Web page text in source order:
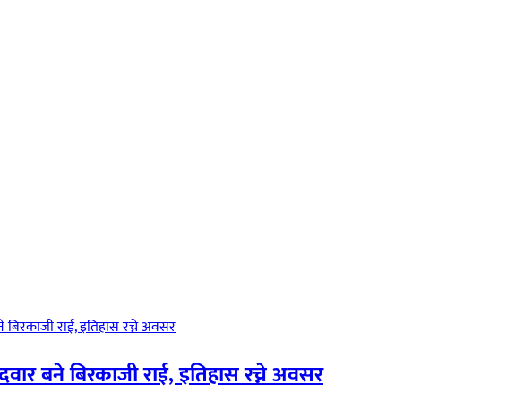
बने बिरकाजी राई, इतिहास रच्ने अवसर